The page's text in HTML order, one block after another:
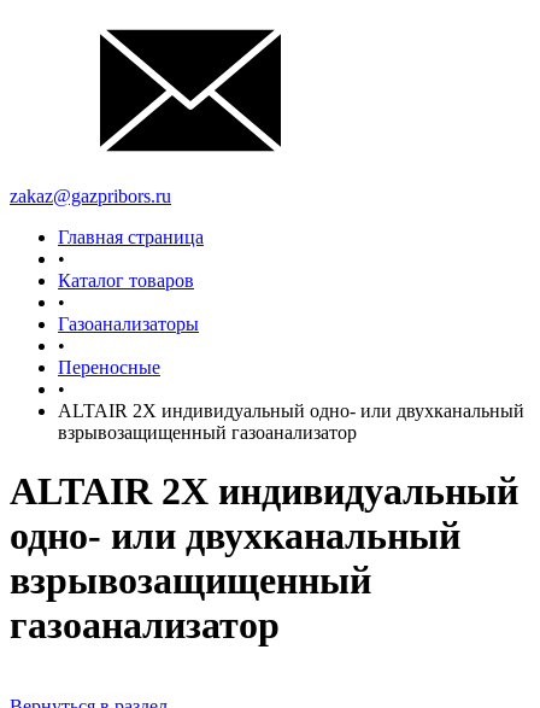
zakaz@gazpribors.ru
Главная страница
•
Каталог товаров
•
Газоанализаторы
•
Переносные
•
ALTAIR 2X индивидуальный одно- или двухканальный
взрывозащищенный газоанализатор
ALTAIR 2X индивидуальный
одно- или двухканальный
взрывозащищенный
газоанализатор